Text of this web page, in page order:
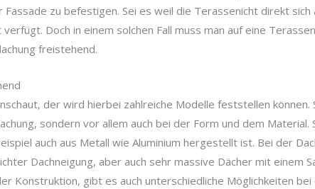
zu befestigen. Sei es weil die Terassenicht direkt
Doch in einem solchen Fall muss man auf eine
freistehend.
der wird hierbei zahlreiche Modelle feststellen können.
sondern vor allem auch bei der Form und dem Material.
auch aus Metall wie Aluminium hergestellt ist. Bei der
Dachneigung, aber auch sehr massive Dächer mit einem
Konstruktion, gibt es auch unterschiedliche Möglichkeiten bei